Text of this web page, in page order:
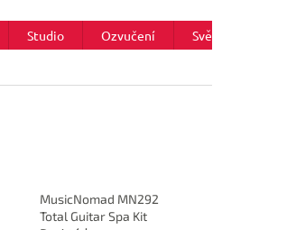
Studio Ozvučení Světla
MusicNomad MN292
Total Guitar Spa Kit